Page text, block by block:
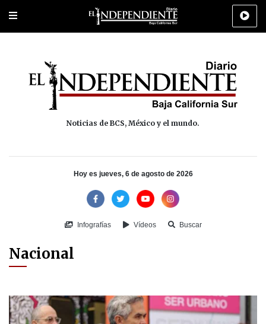
Portada Los Cabos Policiaca Deportes Cultura
Noticias de BCS, México y el mundo.
Hoy es jueves, 6 de agosto de 2026
Infografías Vídeos Buscar
Nacional